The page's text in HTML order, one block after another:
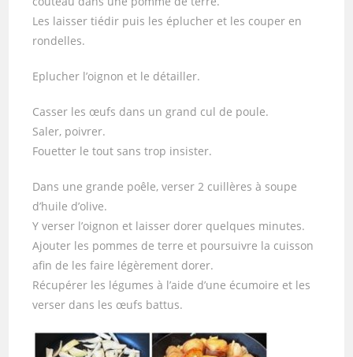
Les laisser tiédir puis les éplucher et les couper en
rondelles.
Eplucher l’oignon et le détailler.
Casser les œufs dans un grand cul de poule.
Saler, poivrer.
Fouetter le tout sans trop insister.
Dans une grande poêle, verser 2 cuillères à soupe
d’huile d’olive.
Y verser l’oignon et laisser dorer quelques minutes.
Ajouter les pommes de terre et poursuivre la cuisson
afin de les faire légèrement dorer.
Récupérer les légumes à l’aide d’une écumoire et les
verser dans les œufs battus.